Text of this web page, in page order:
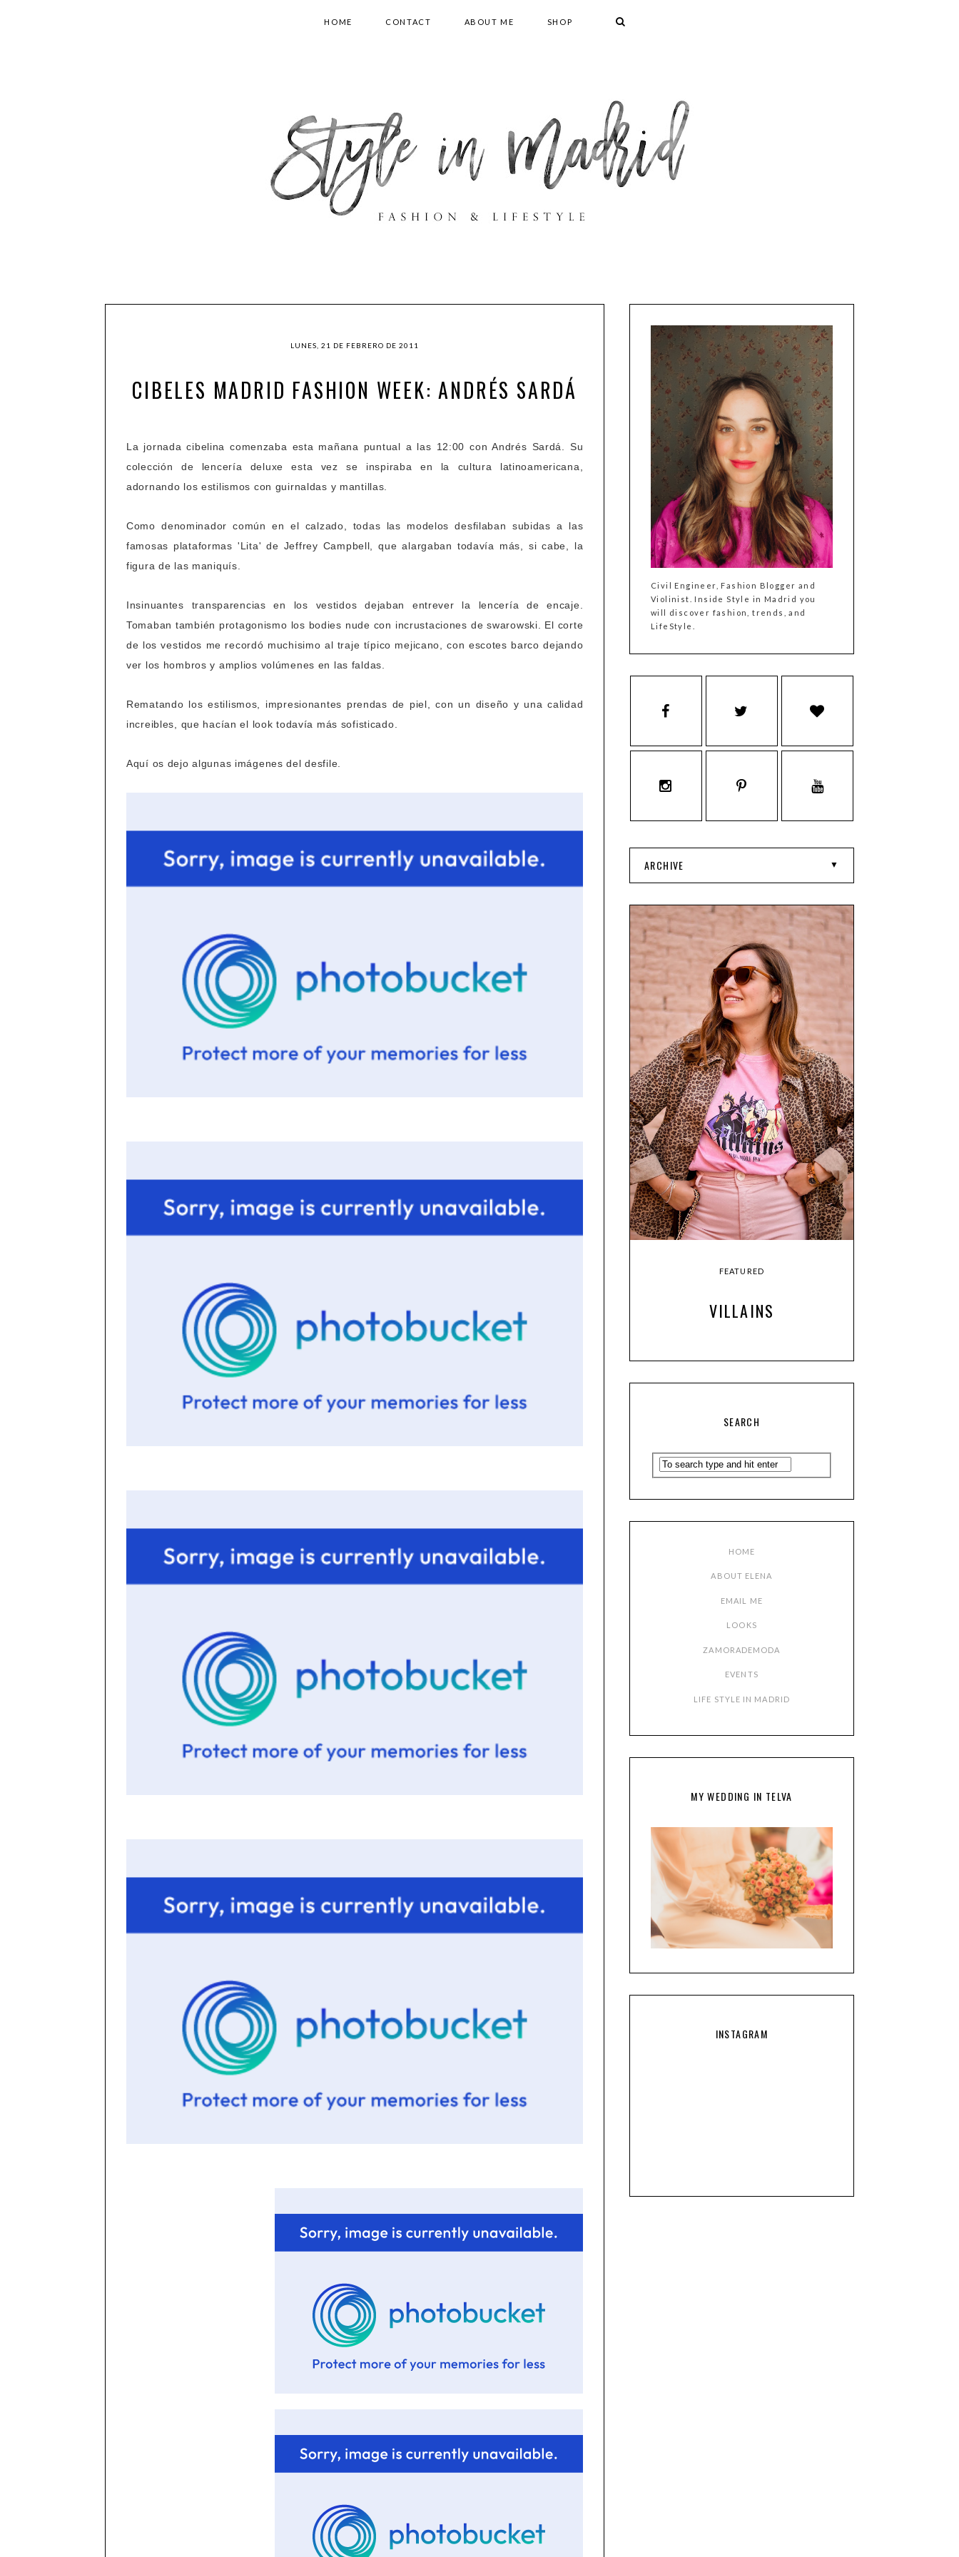
HOME CONTACT ABOUT ME SHOP
LUNES, 21 DE FEBRERO DE 2011
CIBELES MADRID FASHION WEEK: ANDRÉS SARDÁ
La jornada cibelina comenzaba esta mañana puntual a las 12:00 con Andrés Sardá. Su
colección de lencería deluxe esta vez se inspiraba en la cultura latinoamericana,
adornando los estilismos con guirnaldas y mantillas.
Como denominador común en el calzado, todas las modelos desfilaban subidas a las
famosas plataformas 'Lita' de Jeffrey Campbell, que alargaban todavía más, si cabe, la
figura de las maniquís.
Insinuantes transparencias en los vestidos dejaban entrever la lencería de encaje.
Tomaban también protagonismo los bodies nude con incrustaciones de swarowski. El corte
de los vestidos me recordó muchisimo al traje típico mejicano, con escotes barco dejando
ver los hombros y amplios volúmenes en las faldas.
Rematando los estilismos, impresionantes prendas de piel, con un diseño y una calidad
increibles, que hacían el look todavía más sofisticado.
Aquí os dejo algunas imágenes del desfile.
Civil Engineer, Fashion Blogger and
Violinist. Inside Style in Madrid you
will discover fashion, trends, and
LifeStyle.
ARCHIVE
FEATURED
VILLAINS
SEARCH
HOME
ABOUT ELENA
EMAIL ME
LOOKS
ZAMORADEMODA
EVENTS
LIFE STYLE IN MADRID
MY WEDDING IN TELVA
INSTAGRAM